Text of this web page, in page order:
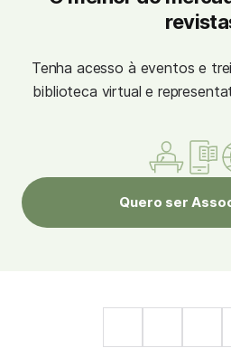
Tenha acesso à eventos e
biblioteca virtual e
Quero ser